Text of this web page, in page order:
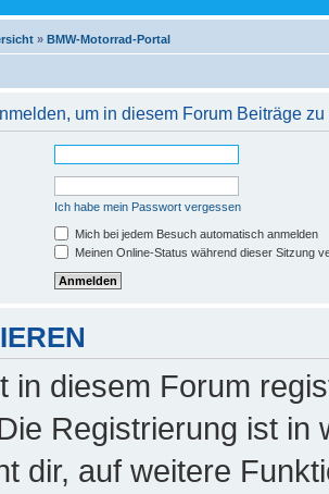
» BMW-Motorrad-Portal
um in diesem Forum Beiträge
Ich habe mein Passwort vergessen
Mich bei jedem Besuch automatisch anmelden
Meinen Online-Status während dieser Sitzung
in diesem Forum
Registrierung ist in
dir, auf weitere